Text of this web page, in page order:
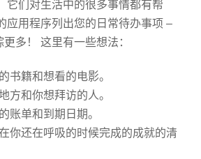
它们对生活中的很多事情都有帮
应用程序列出您的日常待办事项 –
多！ 这里有一些想法：
书籍和想看的电影。
方和你想拜访的人。
账单和到期日期。
你还在呼吸的时候完成的成就的清